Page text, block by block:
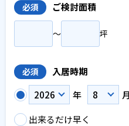
必須 ご検討面積
〜 坪
必須
入居時期
年
出来るだけ早く